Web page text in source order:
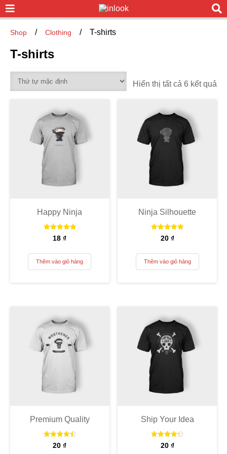
Shop / Clothing / T-shirts
T-shirts
Hiển thị tất cả 6 kết quả
Happy Ninja
Được xếp
hạng
5 sao
18₫
Thêm vào giỏ hàng
Ninja Silhouette
Được xếp
hạng
5 sao
20 ₫
Thêm vào giỏ hàng
Premium Quality
Được xếp
hạng
20₫
Ship Your Idea
Được xếp
hạng
20 ₫